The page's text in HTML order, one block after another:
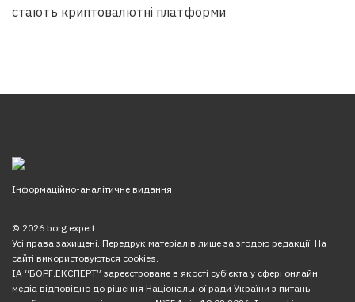
стають криптовалютні платформи
Інформаційно-аналітичне видання
© 2026 borg.expert
Усі права захищені. Передрук матеріалів лише за згодою редакції. На
сайті використовуються cookies.
ІА “БОРГ.ЕКСПЕРТ” зареєстроване в якості суб’єкта у сфері онлайн
медіа відповідно до рішення Національної ради України з питань